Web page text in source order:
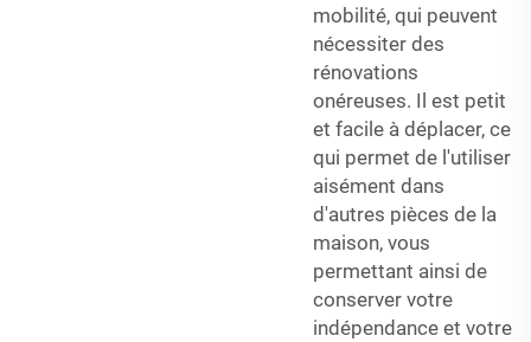
mobilité, qui peuvent
nécessiter des
rénovations
onéreuses. Il est petit
et facile à déplacer, ce
qui permet de l'utiliser
aisément dans
d'autres pièces de la
maison, vous
permettant ainsi de
conserver votre
indépendance et votre